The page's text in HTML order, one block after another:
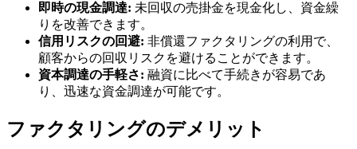
即時の現金調達: 未回収の売掛金を現金化し、資金繰
りを改善できます。
信用リスクの回避: 非償還ファクタリングの利用で、
顧客からの回収リスクを避けることができます。
資本調達の手軽さ: 融資に比べて手続きが容易であ
り、迅速な資金調達が可能です。
ファクタリングのデメリット